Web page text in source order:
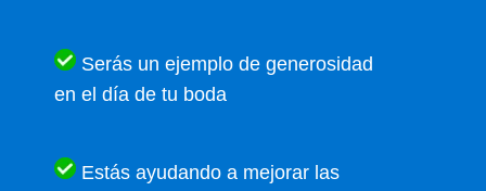
Serás un ejemplo de generosidad
en el día de tu boda
Estás ayudando a mejorar las